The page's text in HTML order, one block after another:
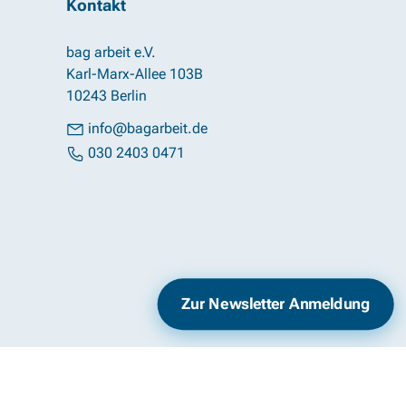
Kontakt
bag arbeit e.V.
Karl-Marx-Allee 103B
10243 Berlin
info@bagarbeit.de
030 2403 0471
Impressum Datenschutz
Zur Newsletter Anmeldung